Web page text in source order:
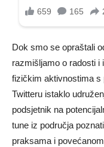
Dok smo se opraštali
razmišljamo o radosti i
fizičkim aktivnostima s
Twitteru istaklo
podsjetnik na
tune iz područja
praksama i